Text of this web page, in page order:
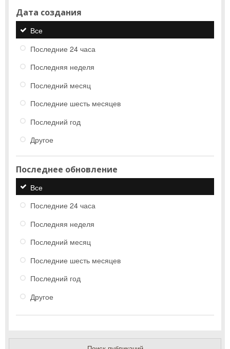
Дата создания
Все
Последние 24 часа
Последняя неделя
Последний месяц
Последние шесть месяцев
Последний год
Другое
Последнее обновление
Все
Последние 24 часа
Последняя неделя
Последний месяц
Последние шесть месяцев
Последний год
Другое